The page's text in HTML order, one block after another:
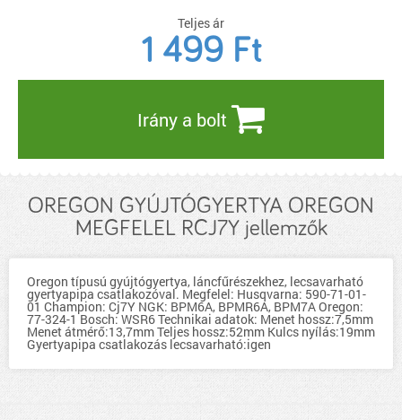
Teljes ár
1 499 Ft
Irány a bolt
OREGON GYÚJTÓGYERTYA OREGON
MEGFELEL RCJ7Y jellemzők
Oregon típusú gyújtógyertya, láncfűrészekhez, lecsavarható
gyertyapipa csatlakozóval. Megfelel: Husqvarna: 590-71-01-
01 Champion: Cj7Y NGK: BPM6A, BPMR6A, BPM7A Oregon:
77-324-1 Bosch: WSR6 Technikai adatok: Menet hossz:7,5mm
Menet átmérő:13,7mm Teljes hossz:52mm Kulcs nyílás:19mm
Gyertyapipa csatlakozás lecsavarható:igen